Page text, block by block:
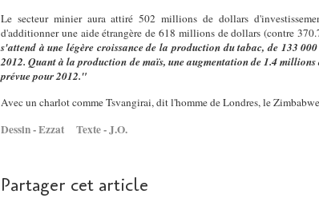
Le secteur minier aura attiré 502 millions de dollars
d'additionner une aide étrangère de 618 millions de dollars (contre
s'attend à une légère croissance de la production du tabac, de 133
2012. Quant à la production de maïs, une augmentation de 1.4 millions
prévue pour 2012."
Avec un charlot comme Tsvangirai, dit l'homme de Londres, le
Dessin - Ezzat Texte - J.O.
Partager cet article